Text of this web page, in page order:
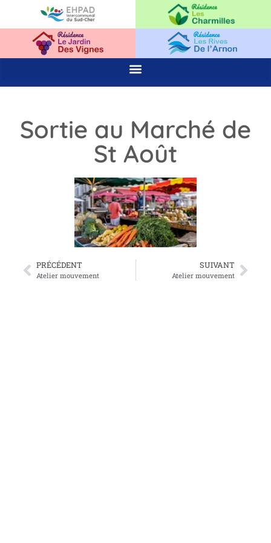
Sortie au Marché de
St Août
PRÉCÉDENT
Atelier mouvement
SUIVANT
Atelier mouvement